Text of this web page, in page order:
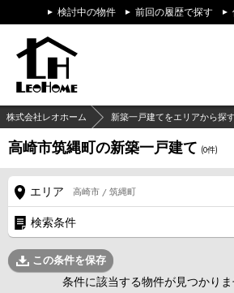
検討中の物件 前回の履歴で探す
株式会社レオホーム 新築一戸建てをエリアから探
高崎市筑縄町の新築一戸建て (0件)
エリア 高崎市 / 筑縄町
検索条件
この条件を保存
条件に該当する物件が見つかりま